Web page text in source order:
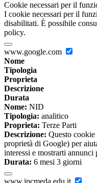
Cookie necessari per il
I cookie necessari per il
disabilitati. È possibile
policy.
www.google.com
Nome
Tipologia
Proprieta
Descrizione
Durata
Nome: NID
Tipologia: analitico
Proprieta: Terze Parti
Descrizione: Questo
proprietà di Google) per
interessi e mostrarti
Durata: 6 mesi 3 giorni